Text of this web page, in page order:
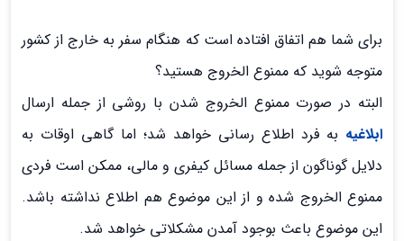
برای شما هم اتفاق افتاده است که هنگام سفر به خارج از کشور
متوجه شوید که ممنوع الخروج هستید؟
البته در صورت ممنوع الخروج شدن با روشی از جمله ارسال
ابلاغیه به فرد اطلاع رسانی خواهد شد؛ اما گاهی اوقات به
دلایل گوناگون از جمله مسائل کیفری و مالی، ممکن است فردی
ممنوع الخروج شده و از این موضوع هم اطلاع نداشته باشد.
این موضوع باعث بوجود آمدن مشکلاتی خواهد شد.